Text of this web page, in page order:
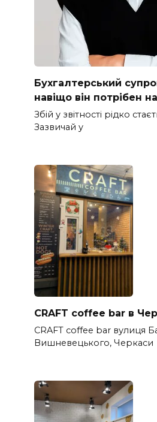
Бухгалтерський
навіщо він потрібен
Збій у звітності рідко
Зазвичай у
CRAFT coffee bar в
CRAFT coffee bar вулиця
Вишневецького, Черкаси